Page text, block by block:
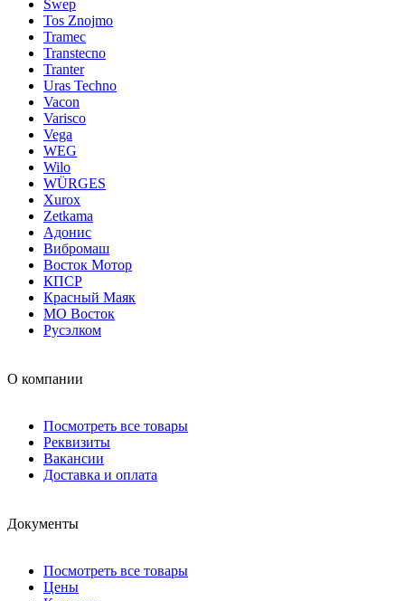
Swep
Tos Znojmo
Tramec
Transtecno
Tranter
Uras Techno
Vacon
Varisco
Vega
WEG
Wilo
WÜRGES
Xurox
Zetkama
Адонис
Вибромаш
Восток Мотор
КПСР
Красный Маяк
МО Восток
Русэлком
О компании
Посмотреть все товары
Реквизиты
Вакансии
Доставка и оплата
Документы
Посмотреть все товары
Цены